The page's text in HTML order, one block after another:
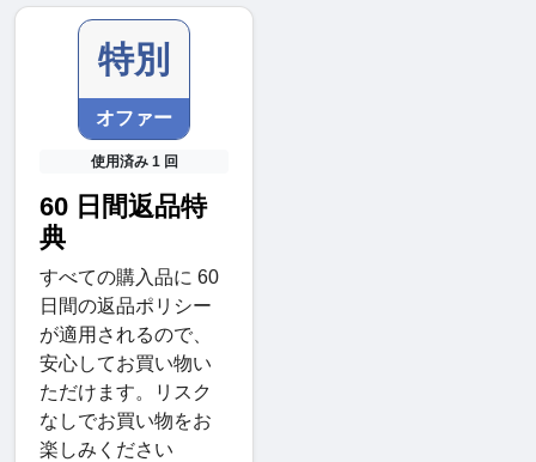
特別
オファー
使用済み 1 回
60 日間返品特
典
すべての購入品に 60
日間の返品ポリシー
が適用されるので、
安心してお買い物い
ただけます。リスク
なしでお買い物をお
楽しみください